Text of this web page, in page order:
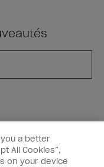
a better
All Cookies”,
on your device